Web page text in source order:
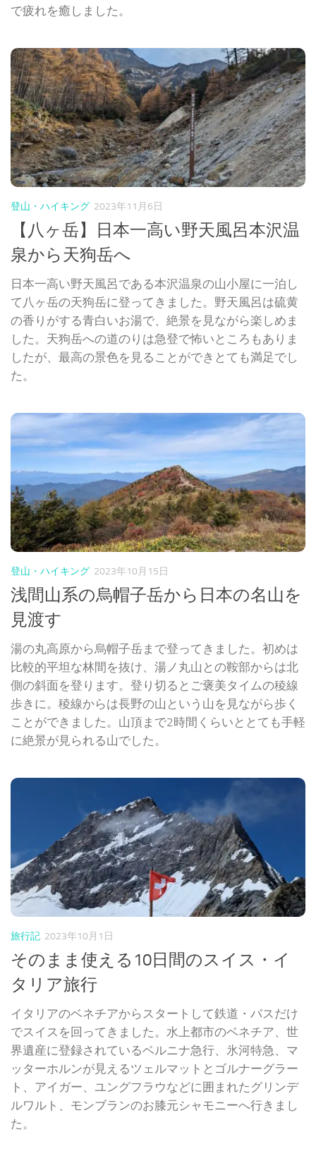
で疲れを癒しました。
登山・ハイキング 2023年11月6日
【八ヶ岳】日本一高い野天風呂本沢温
泉から天狗岳へ
日本一高い野天風呂である本沢温泉の山小屋に一泊し
て八ヶ岳の天狗岳に登ってきました。野天風呂は硫黄
の香りがする青白いお湯で、絶景を見ながら楽しめま
した。天狗岳への道のりは急登で怖いところもありま
したが、最高の景色を見ることができとても満足でし
た。
登山・ハイキング 2023年10月15日
浅間山系の烏帽子岳から日本の名山を
見渡す
湯の丸高原から烏帽子岳まで登ってきました。初めは
比較的平坦な林間を抜け、湯ノ丸山との鞍部からは北
側の斜面を登ります。登り切るとご褒美タイムの稜線
歩きに。稜線からは長野の山という山を見ながら歩く
ことができました。山頂まで2時間くらいととても手軽
に絶景が見られる山でした。
旅行記 2023年10月1日
そのまま使える10日間のスイス・イ
タリア旅行
イタリアのベネチアからスタートして鉄道・バスだけ
でスイスを回ってきました。水上都市のベネチア、世
界遺産に登録されているベルニナ急行、氷河特急、マ
ッターホルンが見えるツェルマットとゴルナーグラー
ト、アイガー、ユングフラウなどに囲まれたグリンデ
ルワルト、モンブランのお膝元シャモニーへ行きまし
た。